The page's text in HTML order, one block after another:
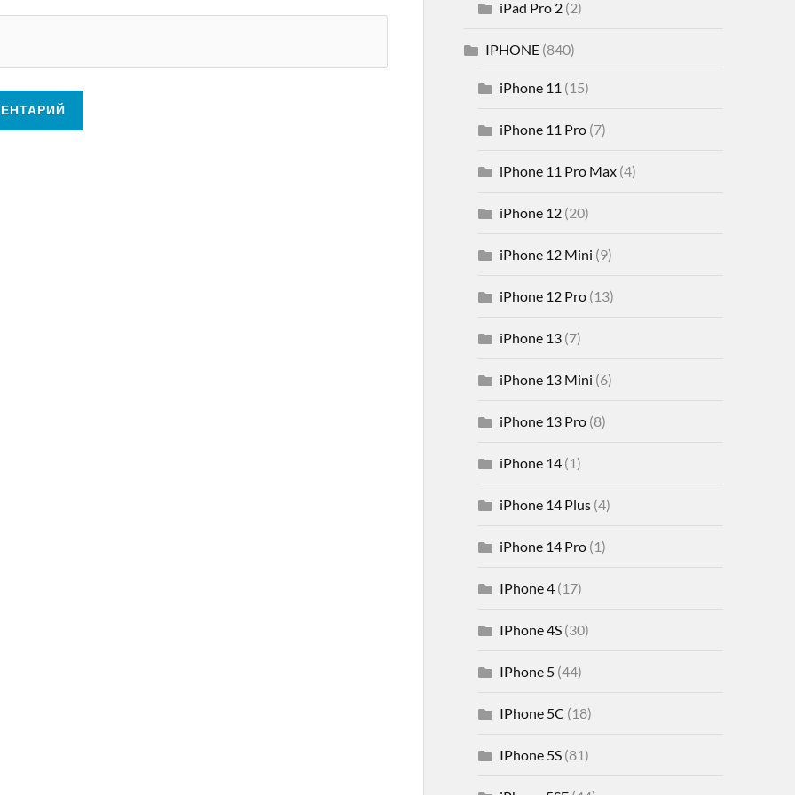
iPad Pro 2(2)
IPHONE(840)
iPhone 11 (15)
iPhone 11 Pro(7)
iPhone 11 Pro Max(4)
iPhone 12(20)
iPhone 12 Mini (9)
iPhone 12 Pro(13)
iPhone 13(7)
iPhone 13 Mini (6)
iPhone 13 Pro(8)
iPhone 14(1)
iPhone 14 Plus(4)
iPhone 14 Pro(1)
IPhone 4(17)
IPhone 4S(30)
IPhone 5(44)
IPhone 5C (18)
IPhone 5S(81)